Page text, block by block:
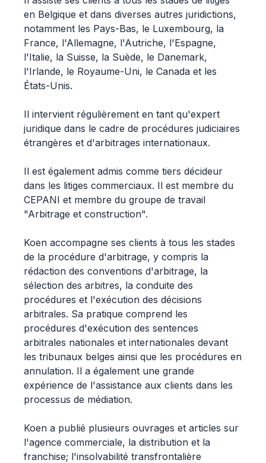
en Belgique et dans diverses autres juridictions,
notamment les Pays-Bas, le Luxembourg, la
France, l'Allemagne, l'Autriche, l'Espagne,
l'Italie, la Suisse, la Suède, le Danemark,
l'Irlande, le Royaume-Uni, le Canada et les
États-Unis.
Il intervient régulièrement en tant qu'expert
juridique dans le cadre de procédures judiciaires
étrangères et d'arbitrages internationaux.
Il est également admis comme tiers décideur
dans les litiges commerciaux. Il est membre du
CEPANI et membre du groupe de travail
"Arbitrage et construction".
Koen accompagne ses clients à tous les stades
de la procédure d'arbitrage, y compris la
rédaction des conventions d'arbitrage, la
sélection des arbitres, la conduite des
procédures et l'exécution des décisions
arbitrales. Sa pratique comprend les
procédures d'exécution des sentences
arbitrales nationales et internationales devant
les tribunaux belges ainsi que les procédures en
annulation. Il a également une grande
expérience de l'assistance aux clients dans les
processus de médiation.
Koen a publié plusieurs ouvrages et articles sur
l'agence commerciale, la distribution et la
franchise; l'insolvabilité transfrontalière